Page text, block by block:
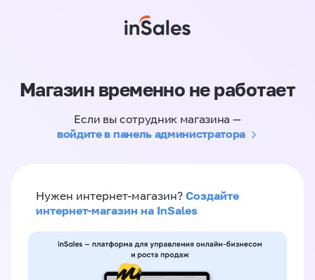
Магазин временно не работает
Если вы сотрудник магазина —
войдите в панель администратора
Нужен интернет-магазин? Создайте
интернет-магазин на InSales